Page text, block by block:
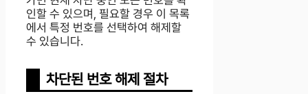
인할 수 있으며, 필요할 경우 이 목록
에서 특정 번호를 선택하여 해제할
수 있습니다.
차단된 번호 해제 절차